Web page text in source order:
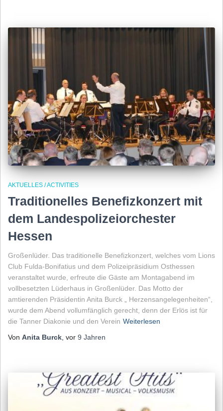
AKTUELLES / ACTIVITIES
Traditionelles Benefizkonzert mit
dem Landespolizeiorchester
Hessen
Großenlüder. Das traditionelle Benefizkonzert, welches vom Lions
Club Fulda-Bonifatius und dem Polizeipräsidium Osthessen
veranstaltet wurde, erfreute die Gäste am Montagabend im
vollbesetzten Lüderhaus in Großenlüder. Das Motto der
amtierenden Präsidentin Anita Burck „ Herzensangelegenheiten“,
wurde dem Abend vollumfänglich gerecht, denn der Erlös ist für
die Tanner Diakonie und den Verein Weiterlesen
Von Anita Burck, vor 9 Jahren